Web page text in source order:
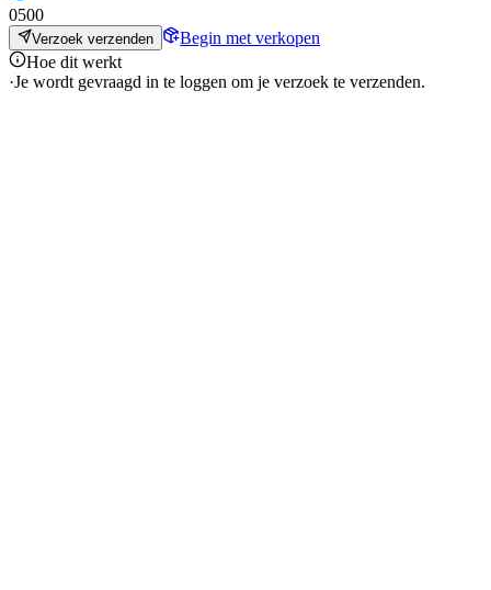
0500
Verzoek verzenden
Begin met verkopen
Hoe dit werkt
·Je wordt gevraagd in te loggen om je verzoek te verzenden.